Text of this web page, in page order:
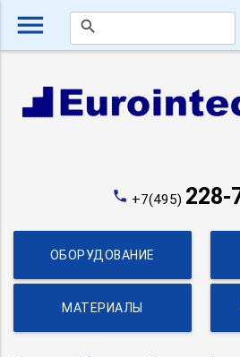
menu search
phone +7(495) 228-
ОБОРУДОВАНИЕ
МАТЕРИАЛЫ